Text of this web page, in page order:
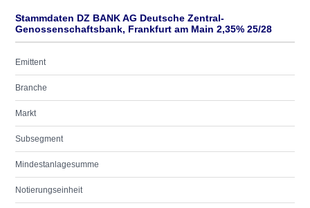
Stammdaten DZ BANK AG Deutsche Zentral-
Genossenschaftsbank, Frankfurt am Main 2,35% 25/28
Emittent
Branche
Markt
Subsegment
Mindestanlagesumme
Notierungseinheit